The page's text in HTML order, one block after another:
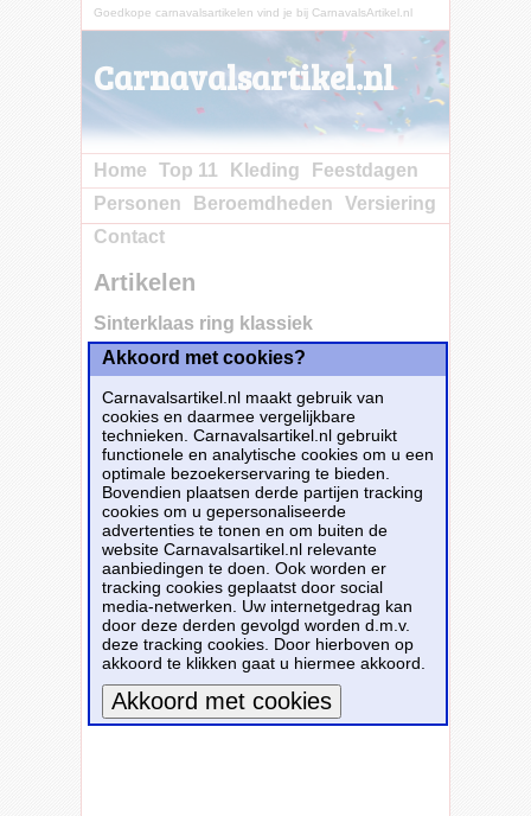
Goedkope carnavalsartikelen vind je bij CarnavalsArtikel.nl
Carnavalsartikel.nl
Home Top 11 Kleding
Feestdagen
Personen
Beroemdheden
Versiering
Contact
Artikelen
Sinterklaas ring klassiek
Akkoord met cookies?
Carnavalsartikel.nl maakt gebruik van
cookies en daarmee vergelijkbare
technieken. Carnavalsartikel.nl gebruikt
functionele en analytische cookies om u een
optimale bezoekerservaring te bieden.
Bovendien plaatsen derde partijen tracking
cookies om u gepersonaliseerde
advertenties te tonen en om buiten de
website Carnavalsartikel.nl relevante
aanbiedingen te doen. Ook worden er
tracking cookies geplaatst door social
media-netwerken. Uw internetgedrag kan
door deze derden gevolgd worden d.m.v.
deze tracking cookies. Door hierboven op
akkoord te klikken gaat u hiermee akkoord.